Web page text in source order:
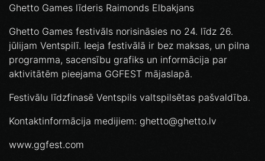
Ghetto Games līderis Raimonds Elbakjans
Ghetto Games festivāls norisināsies no 24. līdz 26.
jūlijam Ventspilī. Ieeja festivālā ir bez maksas, un pilna
programma, sacensību grafiks un informācija par
aktivitātēm pieejama GGFEST mājaslapā.
Festivālu līdzfinasē Ventspils valtspilsētas pašvaldība.
Kontaktinformācija medijiem: ghetto@ghetto.lv
www.ggfest.com